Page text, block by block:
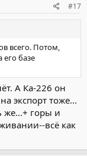
#17
всего. Потом,
его базе
А Ка-226 он
экспорт тоже...
же...+ горы и
всё как